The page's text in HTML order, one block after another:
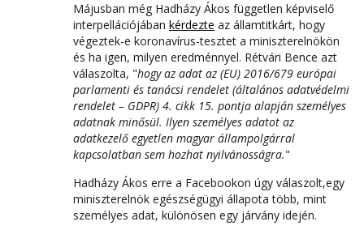
Májusban még Hadházy Ákos független képviselő
interpellációjában kérdezte az államtitkárt, hogy
végeztek-e koronavírus-tesztet a miniszterelnökön
és ha igen, milyen eredménnyel. Rétvári Bence azt
válaszolta, "hogy az adat az (EU) 2016/679 európai
parlamenti és tanácsi rendelet (általános adatvédelmi
rendelet – GDPR) 4. cikk 15. pontja alapján személyes
adatnak minősül. Ilyen személyes adatot az
adatkezelő egyetlen magyar állampolgárral
kapcsolatban sem hozhat nyilvánosságra."
Hadházy Ákos erre a Facebookon úgy válaszolt,egy
miniszterelnök egészségügyi állapota több, mint
személyes adat, különösen egy járvány idején.